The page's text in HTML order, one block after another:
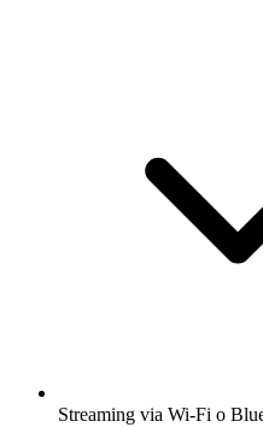
Streaming via Wi-Fi o